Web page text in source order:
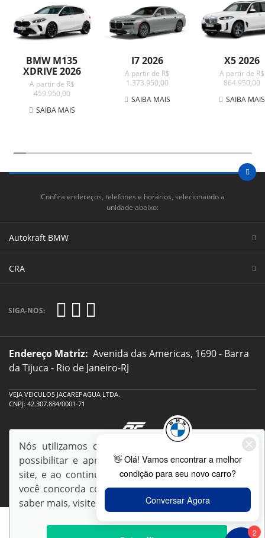
BMW M135
XDRIVE 2026
A partir de R$
459.950,00
SAIBA MAIS
I7 2026
A partir de R$
1.373.950,00
SAIBA MAIS
X5 2026
A partir de R$
864.950,00
SAIBA MAIS
Confira endereços, telefones e horários, selecionando a
unidade abaixo:
Autokraft BMW
CRA
SIGA-NOS:
Endereço Matriz: Avenida das Americas, 1690 - Barra
da Tijuca - Rio de Janeiro-RJ
VEJA VEICULOS JACAREPAGUA LTDA.
CNPJ: 42.307.884/0001-71
AutoForce - Todos os direitos reservados.
Política de privacidade.
Nós utilizamos cookies e outras tecnologias para
possibilitar e aprimorar sua experiência em nosso
site, e ao continuar navegando em nossas páginas
você concorda com a coleta e uso de cookies. Para
saber mais, visite nossa
Política de Privacidade